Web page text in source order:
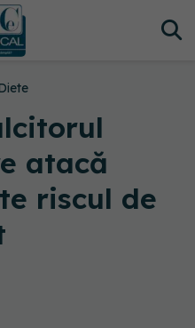
atacă
riscul de